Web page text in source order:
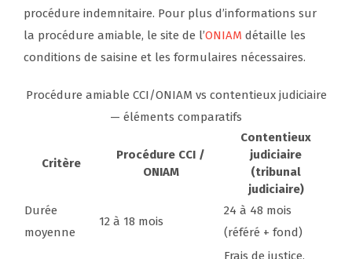
procédure indemnitaire. Pour plus d’informations sur
la procédure amiable, le site de l’ONIAM détaille les
conditions de saisine et les formulaires nécessaires.
Procédure amiable CCI/ONIAM vs contentieux judiciaire
— éléments comparatifs
Critère
Procédure CCI /
ONIAM
Contentieux
judiciaire
(tribunal
judiciaire)
Durée
moyenne
12 à 18 mois
24 à 48 mois
(référé + fond)
Frais de justice,